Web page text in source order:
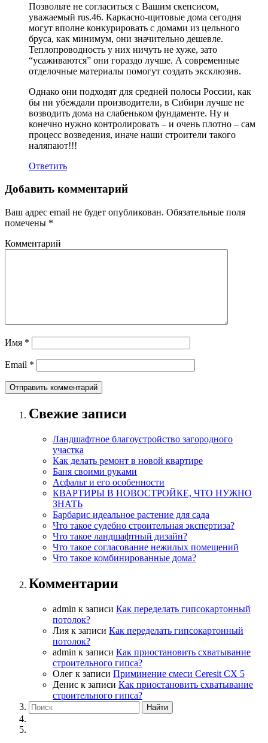
Позвольте не согласиться с Вашим скепсисом,
уважаемый rus.46. Каркасно-щитовые дома сегодня
могут вполне конкурировать с домами из цельного
бруса, как минимум, они значительно дешевле.
Теплопроводность у них ничуть не хуже, зато
“усаживаются” они гораздо лучше. А современные
отделочные материалы помогут создать эксклюзив.
Однако они подходят для средней полосы России, как
бы ни убеждали производители, в Сибири лучше не
возводить дома на слабеньком фундаменте. Ну и
конечно нужно контролировать – и очень плотно – сам
процесс возведения, иначе наши строители такого
наляпают!!!
Ответить
Добавить комментарий
Ваш адрес email не будет опубликован. Обязательные поля
помечены *
Комментарий
Имя *
Email *
Свежие записи
Ландшафтное благоустройство загородного
участка
Как делать ремонт в новой квартире
Баня своими руками
Асфальт и его особенности
КВАРТИРЫ В НОВОСТРОЙКЕ, ЧТО НУЖНО
ЗНАТЬ
Барбарис идеальное растение для сада
Что такое судебно строительная экспертиза?
Что такое ландшафтный дизайн?
Что такое согласование нежилых помещений
Что такое комбинированные дома?
Комментарии
admin к записи Как переделать гипсокартонный
потолок?
Лия к записи Как переделать гипсокартонный
потолок?
admin к записи Как приостановить схватывание
строительного гипса?
Олег к записи Приминение смеси Ceresit СХ 5
Денис к записи Как приостановить схватывание
строительного гипса?